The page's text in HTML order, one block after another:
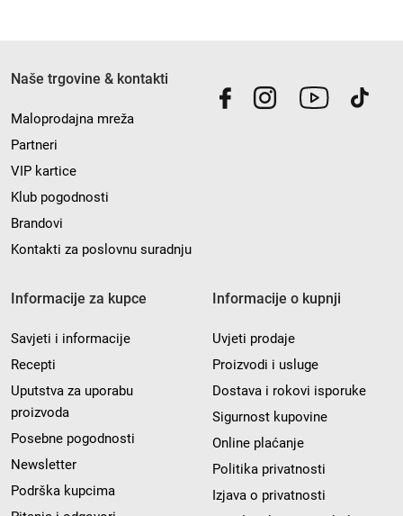
Naše trgovine & kontakti
Maloprodajna mreža
Partneri
VIP kartice
Klub pogodnosti
Brandovi
Kontakti za poslovnu suradnju
Informacije za kupce
Savjeti i informacije
Recepti
Uputstva za uporabu
proizvoda
Posebne pogodnosti
Newsletter
Podrška kupcima
Informacije o kupnji
Uvjeti prodaje
Proizvodi i usluge
Dostava i rokovi isporuke
Sigurnost kupovine
Online plaćanje
Politika privatnosti
Izjava o privatnosti